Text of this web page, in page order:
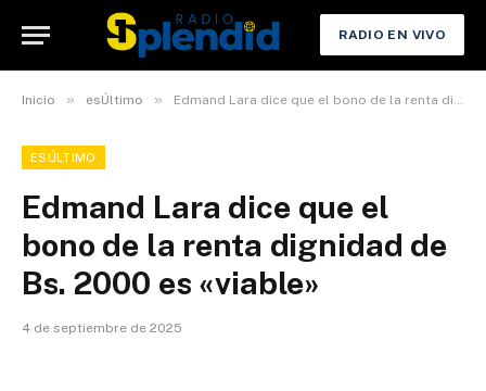
RADIO EN VIVO
Inicio » esÚltimo » Edmand Lara dice que el bono de la renta dignidad de Bs. 2000 es «viable»
ESÚLTIMO
Edmand Lara dice que el
bono de la renta dignidad de
Bs. 2000 es «viable»
4 de septiembre de 2025